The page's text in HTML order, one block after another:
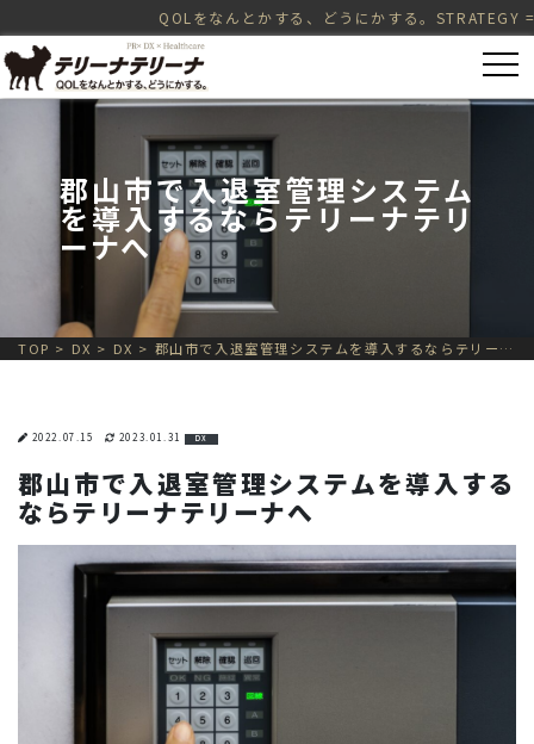
QOLをなんとかする、どうにかする。STRATEGY =
郡山市で入退室管理システム
を導入するならテリーナテリ
ーナへ
TOP > DX > DX > 郡山市で入退室管理システムを導入するならテリーナテリーナへ
2022.07.15 2023.01.31 DX
郡山市で入退室管理システムを導入する
ならテリーナテリーナへ